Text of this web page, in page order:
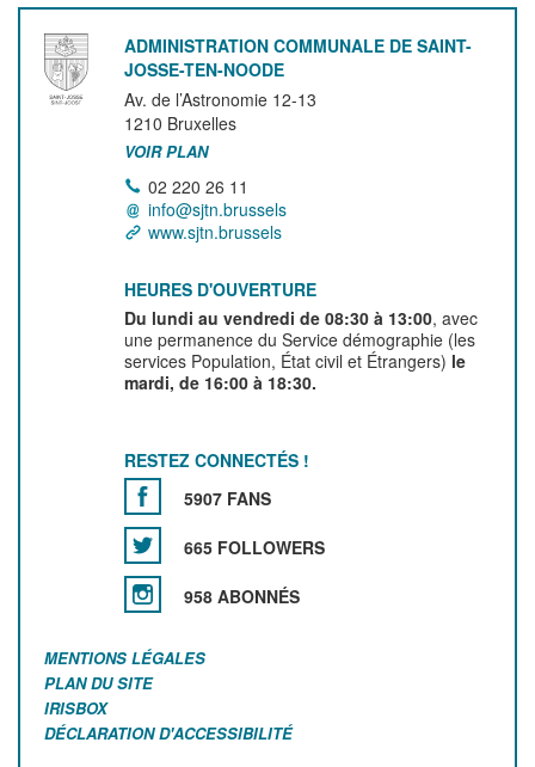
ADMINISTRATION COMMUNALE DE SAINT-
JOSSE-TEN-NOODE
Av. de l’Astronomie 12-13
1210 Bruxelles
VOIR PLAN
02 220 26 11
info@sjtn.brussels
www.sjtn.brussels
HEURES D'OUVERTURE
Du lundi au vendredi de 08:30 à 13:00, avec
une permanence du Service démographie (les
services Population, État civil et Étrangers) le
mardi, de 16:00 à 18:30.
RESTEZ CONNECTÉS !
5907 FANS
665 FOLLOWERS
958 ABONNÉS
MENTIONS LÉGALES
PLAN DU SITE
IRISBOX
DÉCLARATION D'ACCESSIBILITÉ